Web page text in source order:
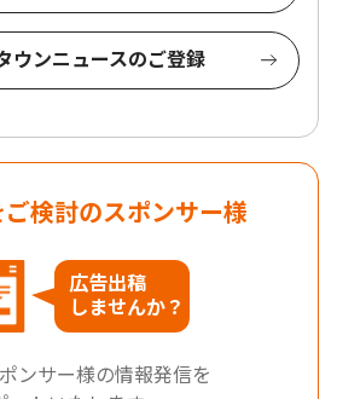
ウンニュースのご登録
検討のスポンサー様
広告出稿
しませんか？
ンサー様の情報発信を